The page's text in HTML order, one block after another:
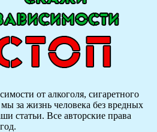
от алкоголя, сигаретного
за жизнь человека без вредных
статьи. Все авторские права